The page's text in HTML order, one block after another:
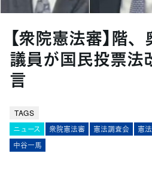
【衆院憲法審】階
議員が国民投票法
言
TAGS
ニュース 衆院憲法審 憲法調査会 憲法
中谷一馬